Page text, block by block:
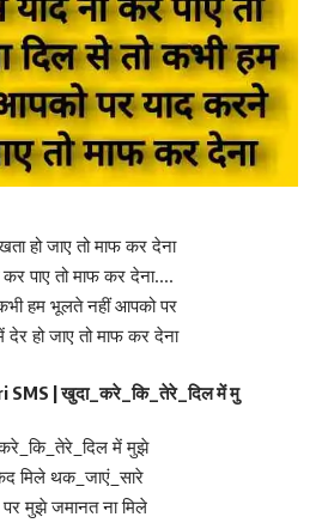
हो जाए तो माफ कर देना
कर पाए तो माफ कर देना….
हम भूलते नहीं आपको पर
हो जाए तो माफ कर देना
SMS | खुदा_करे_कि_तेरे_दिल में मु
में मुझे
मिले थक_जाएं_सारे
मुझे जमानत ना मिले